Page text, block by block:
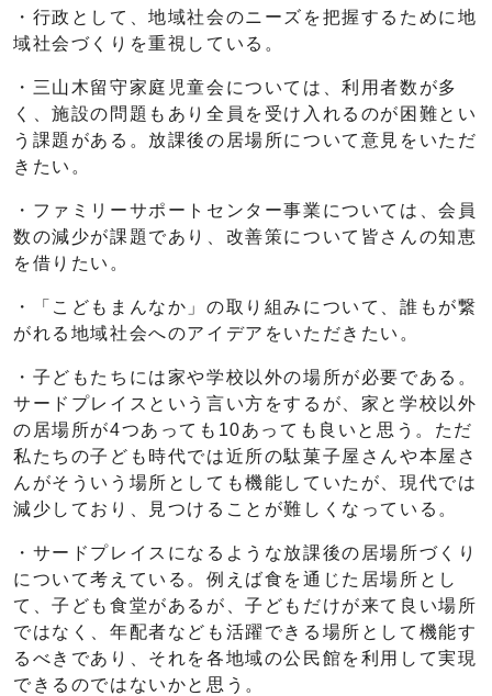
・行政として、地域社会のニーズを把握するために地
域社会づくりを重視している。
・三山木留守家庭児童会については、利用者数が多
く、施設の問題もあり全員を受け入れるのが困難とい
う課題がある。放課後の居場所について意見をいただ
きたい。
・ファミリーサポートセンター事業については、会員
数の減少が課題であり、改善策について皆さんの知恵
を借りたい。
・「こどもまんなか」の取り組みについて、誰もが繋
がれる地域社会へのアイデアをいただきたい。
・子どもたちには家や学校以外の場所が必要である。
サードプレイスという言い方をするが、家と学校以外
の居場所が4つあっても10あっても良いと思う。ただ
私たちの子ども時代では近所の駄菓子屋さんや本屋さ
んがそういう場所としても機能していたが、現代では
減少しており、見つけることが難しくなっている。
・サードプレイスになるような放課後の居場所づくり
について考えている。例えば食を通じた居場所とし
て、子ども食堂があるが、子どもだけが来て良い場所
ではなく、年配者なども活躍できる場所として機能す
るべきであり、それを各地域の公民館を利用して実現
できるのではないかと思う。